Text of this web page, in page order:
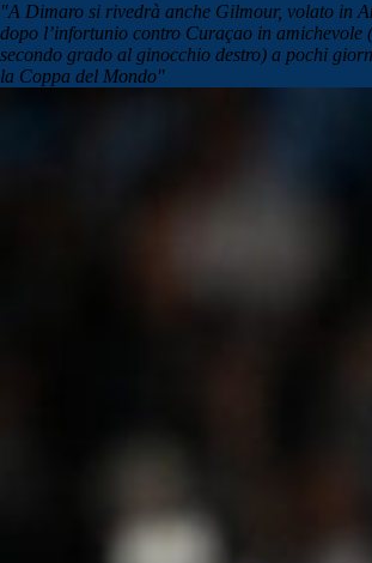
"A Dimaro si rivedrà anche Gilmour, volato in
dopo l’infortunio contro Curaçao in amichevole
secondo grado al ginocchio destro) a pochi
la Coppa del Mondo"